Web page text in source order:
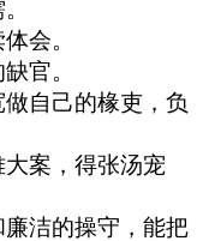
会。
官。
自己的椽吏，负
案，得张汤宠
洁的操守，能把